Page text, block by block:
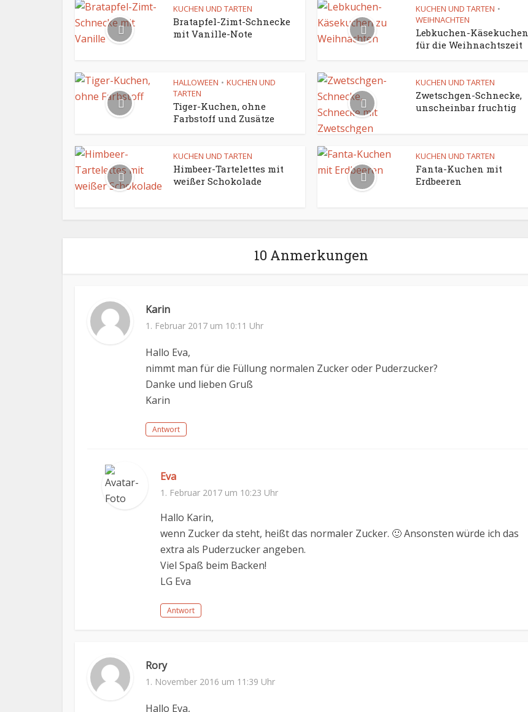
KUCHEN UND TARTEN
Bratapfel-Zimt-Schnecke
mit Vanille-Note
KUCHEN UND TARTEN •
WEIHNACHTEN
Lebkuchen-Käsekuchen
für die Weihnachtszeit
HALLOWEEN • KUCHEN UND
TARTEN
Tiger-Kuchen, ohne
Farbstoff und Zusätze
KUCHEN UND TARTEN
Zwetschgen-Schnecke,
unscheinbar fruchtig
KUCHEN UND TARTEN
Himbeer-Tartelettes mit
weißer Schokolade
KUCHEN UND TARTEN
Fanta-Kuchen mit
Erdbeeren
10 Anmerkungen
Karin
1. Februar 2017 um 10:11 Uhr
Hallo Eva,
nimmt man für die Füllung normalen Zucker oder Puderzucker?
Danke und lieben Gruß
Karin
Antwort
Eva
1. Februar 2017 um 10:23 Uhr
Hallo Karin,
wenn Zucker da steht, heißt das normaler Zucker. 🙂 Ansonsten würde ich das
extra als Puderzucker angeben.
Viel Spaß beim Backen!
LG Eva
Antwort
Rory
1. November 2016 um 11:39 Uhr
Hallo Eva,